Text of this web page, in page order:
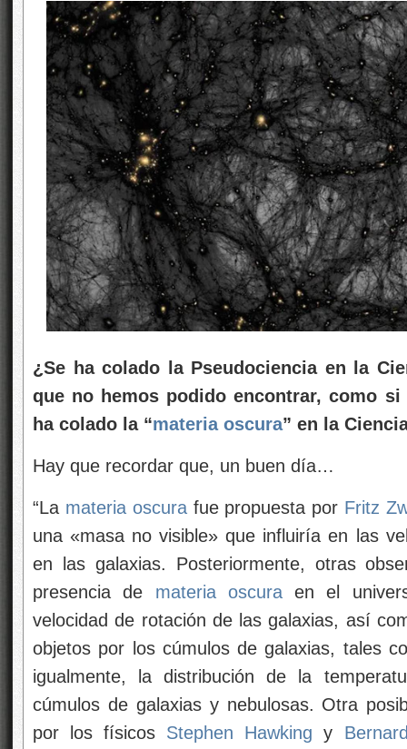
¿Se ha colado la Pseudociencia en la
que no hemos podido encontrar, como
ha colado la “materia oscura” en la
Hay que recordar que, un buen día…
“La materia oscurafue propuesta por Fritz
una «masa no visible» que influiría en las
en las galaxias. Posteriormente, otras
presencia de materia oscuraen el
velocidad de rotación de las galaxias, así
objetos por los cúmulos de galaxias, tales
igualmente, la distribución de la
cúmulos de galaxias y nebulosas. Otra
por los físicos Stephen Hawking y